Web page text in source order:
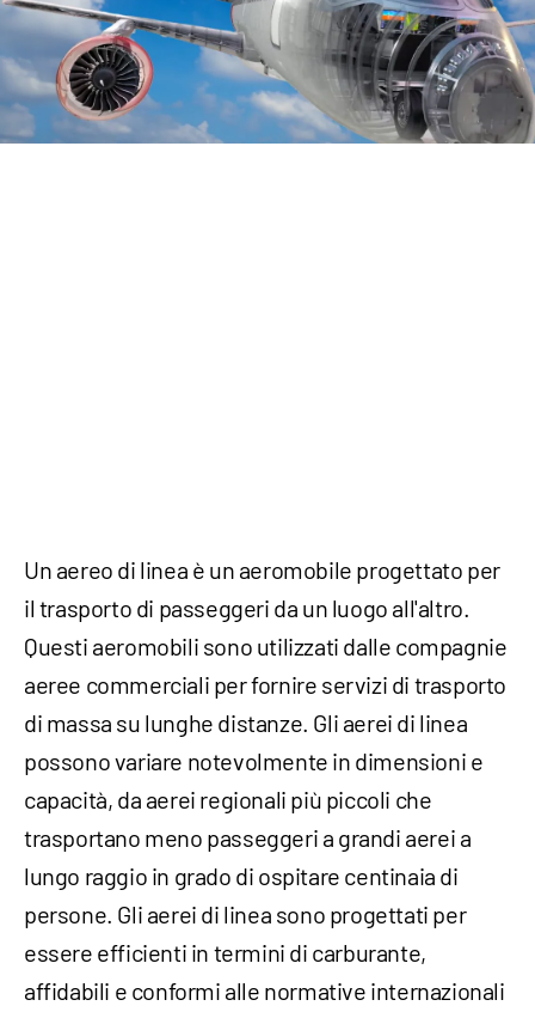
Un aereo di linea è un aeromobile progettato per
il trasporto di passeggeri da un luogo all'altro.
Questi aeromobili sono utilizzati dalle compagnie
aeree commerciali per fornire servizi di trasporto
di massa su lunghe distanze. Gli aerei di linea
possono variare notevolmente in dimensioni e
capacità, da aerei regionali più piccoli che
trasportano meno passeggeri a grandi aerei a
lungo raggio in grado di ospitare centinaia di
persone. Gli aerei di linea sono progettati per
essere efficienti in termini di carburante,
affidabili e conformi alle normative internazionali